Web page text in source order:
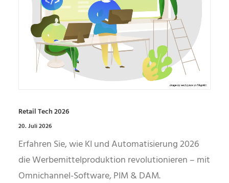
Retail Tech 2026
20. Juli 2026
Erfahren Sie, wie KI und Automatisierung 2026
die Werbemittelproduktion revolutionieren – mit
Omnichannel-Software, PIM & DAM.